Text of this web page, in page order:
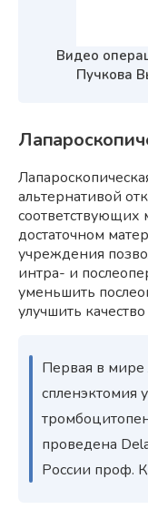
Видео
Пучкова
альтернативой
соответствующих
достаточном
учреждения
интра- и
уменьшить
улучшить
Первая в мире
спленэктомия
проведена
России проф.